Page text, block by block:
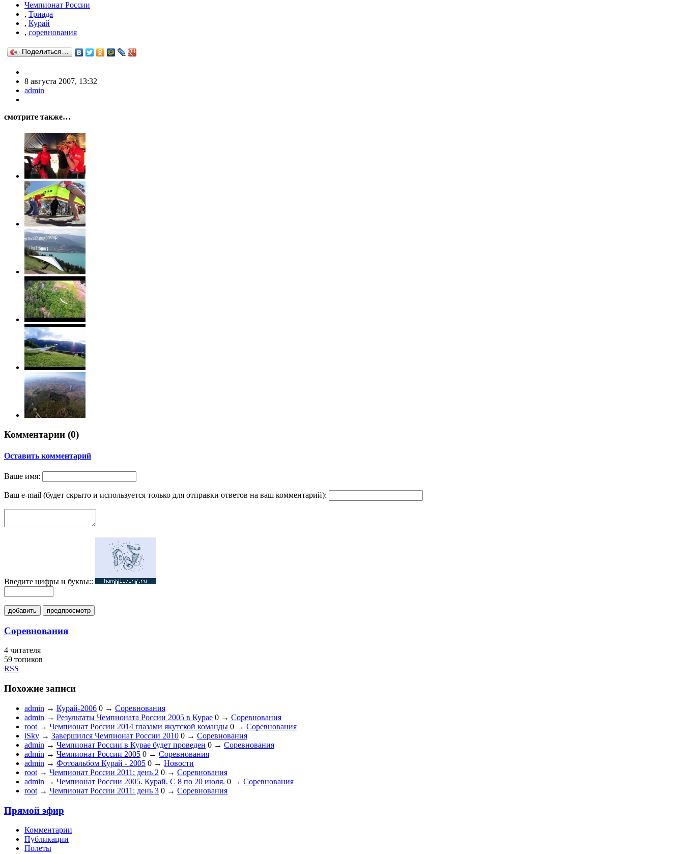
Чемпионат России
, Триада
, Курай
, соревнования
Поделиться…
—
8 августа 2007, 13:32
admin
смотрите также…
Комментарии (0)
Оставить комментарий
Ваше имя:
Ваш e-mail (будет скрыто и используется только для отправки ответов на ваш комментарий):
Введите цифры и буквы::
добавить предпросмотр
Соревнования
4 читателя
59 топиков
RSS
Похожие записи
admin → Курай-2006 0 → Соревнования
admin → Результаты Чемпионата России 2005 в Курае 0 → Соревнования
root → Чемпионат России 2014 глазами якутской команды 0 → Соревнования
iSky → Завершился Чемпионат России 2010 0 → Соревнования
admin → Чемпионат России в Курае будет проведен 0 → Соревнования
admin → Чемпионат России 2005 0 → Соревнования
admin → Фотоальбом Курай - 2005 0 → Новости
root → Чемпионат России 2011: день 2 0 → Соревнования
admin → Чемпионат России 2005. Курай. С 8 по 20 июля. 0 → Соревнования
root → Чемпионат России 2011: день 3 0 → Соревнования
Прямой эфир
Комментарии
Публикации
Полеты